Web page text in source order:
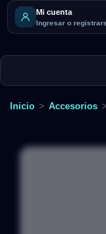
Mi cuenta
Ingresar o
Inicio > Accesorios >